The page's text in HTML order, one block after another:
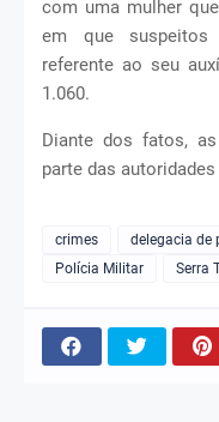
com uma mulher
em que suspeitos
referente ao seu
1.060.
Diante dos fatos,
parte das
crimes delegacia de
Polícia Militar
Serra